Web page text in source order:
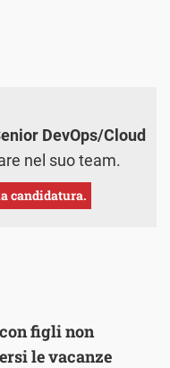
DevOps/Cloud
nel suo team.
candidatura.
figli non
le vacanze